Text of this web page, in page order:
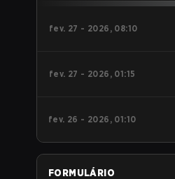
fev. 27 - 2026, 08:10
fev. 27 - 2026, 01:15
fev. 26 - 2026, 01:10
FORMULÁRIO